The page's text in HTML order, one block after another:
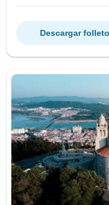
Descargar folleto